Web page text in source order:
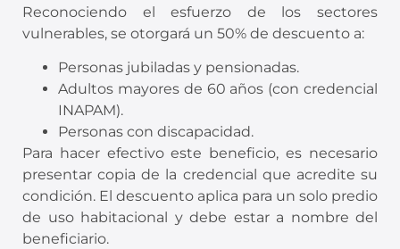
Reconociendo el esfuerzo de los sectores
vulnerables, se otorgará un 50% de descuento a:
Personas jubiladas y pensionadas.
Adultos mayores de 60 años (con credencial
INAPAM).
Personas con discapacidad.
Para hacer efectivo este beneficio, es necesario
presentar copia de la credencial que acredite su
condición. El descuento aplica para un solo predio
de uso habitacional y debe estar a nombre del
beneficiario.